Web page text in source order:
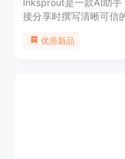
Inksprout是一款AI助
接分享时撰写清晰可信
信息。通过清晰的描
优质新品